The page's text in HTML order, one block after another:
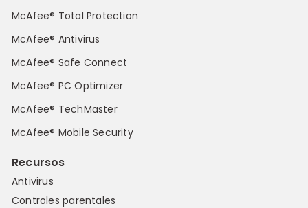
McAfee® Total Protection
McAfee® Antivirus
McAfee® Safe Connect
McAfee® PC Optimizer
McAfee® TechMaster
McAfee® Mobile Security
Recursos
Antivirus
Controles parentales